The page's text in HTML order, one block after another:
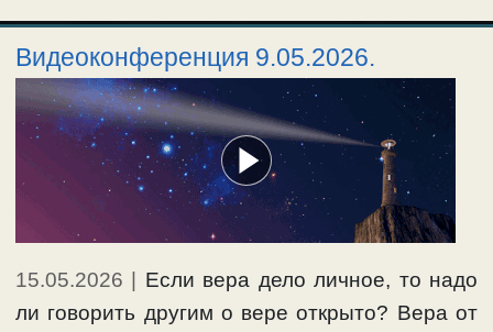
Видеоконференция 9.05.2026.
15.05.2026 | Если вера дело личное, то надо
ли говорить другим о вере открыто? Вера от